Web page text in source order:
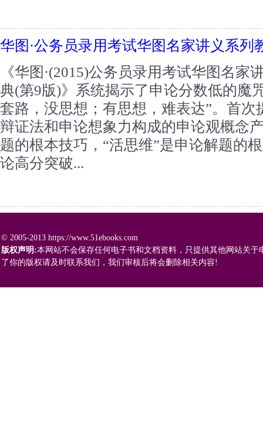
华图·公务员录用考试华图名家讲义系列
《华图·(2015)公务员录用考试华图名家
典(第9版)》系统揭示了申论分数低的魔
套路，没思想；有思想，难表达”。首
辩证法和申论想象力构成的申论观概念
题的根本技巧，“活思维”是申论解题的
论高分突破...
© 2005-2013 https://www.51ebooks.com
版权声明:本网站不会保存任何电子书和文档资料，只提供其他网站关
了你的版权请及时联系我们，我们审核后将会删除相关内容!